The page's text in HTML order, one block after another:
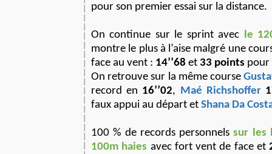
pour son premier essai sur la distance.
On continue sur le sprint avec le
montre le plus à l’aise malgré une
face au vent : 14’’68 et 33 points pour
On retrouve sur la même course
record en 16’’02, Maé Richshoffer
faux appui au départ et Shana Da
100 % de records personnelssur les
100m haies avec fort vent de face et